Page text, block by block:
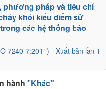
7240-7:2011) - Xuất bản lần 1
phương pháp và tiêu chí
khói kiểu điểm sử
các hệ thống báo
hành "Khác"